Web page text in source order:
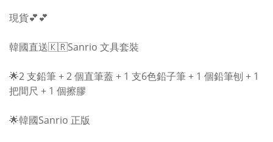
現貨💕💕
韓國直送🇰🇷Sanrio 文具套裝
🌟2 支鉛筆 + 2 個直筆蓋 + 1 支6色鉛子筆 + 1 個鉛筆刨 + 1
把間尺 + 1 個擦膠
🌟韓國Sanrio 正版